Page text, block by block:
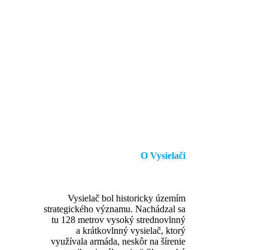
O Vysielači
Vysielač bol historicky územím
strategického významu. Nachádzal sa
tu 128 metrov vysoký strednovlnný
a krátkovlnný vysielač, ktorý
využívala armáda, neskôr na šírenie